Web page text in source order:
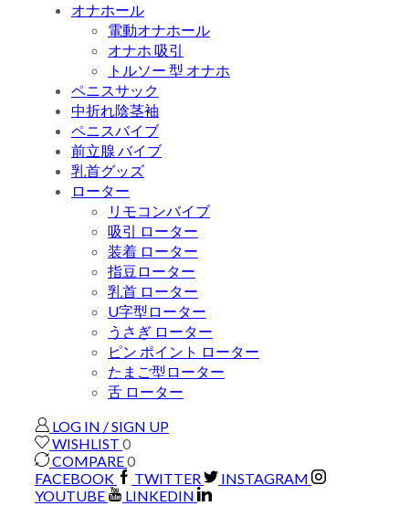
オナホール
電動オナホール
オナホ 吸引
トルソー 型 オナホ
ペニスサック
中折れ陰茎袖
ペニスバイブ
前立腺 バイブ
乳首グッズ
ローター
リモコンバイブ
吸引 ローター
装着 ローター
指豆ローター
乳首 ローター
U字型ローター
うさぎ ローター
ピン ポイント ローター
たまご型ローター
舌 ローター
LOG IN / SIGN UP
WISHLIST 0
COMPARE0
FACEBOOK
TWITTER
INSTAGRAM
YOUTUBE
LINKEDIN